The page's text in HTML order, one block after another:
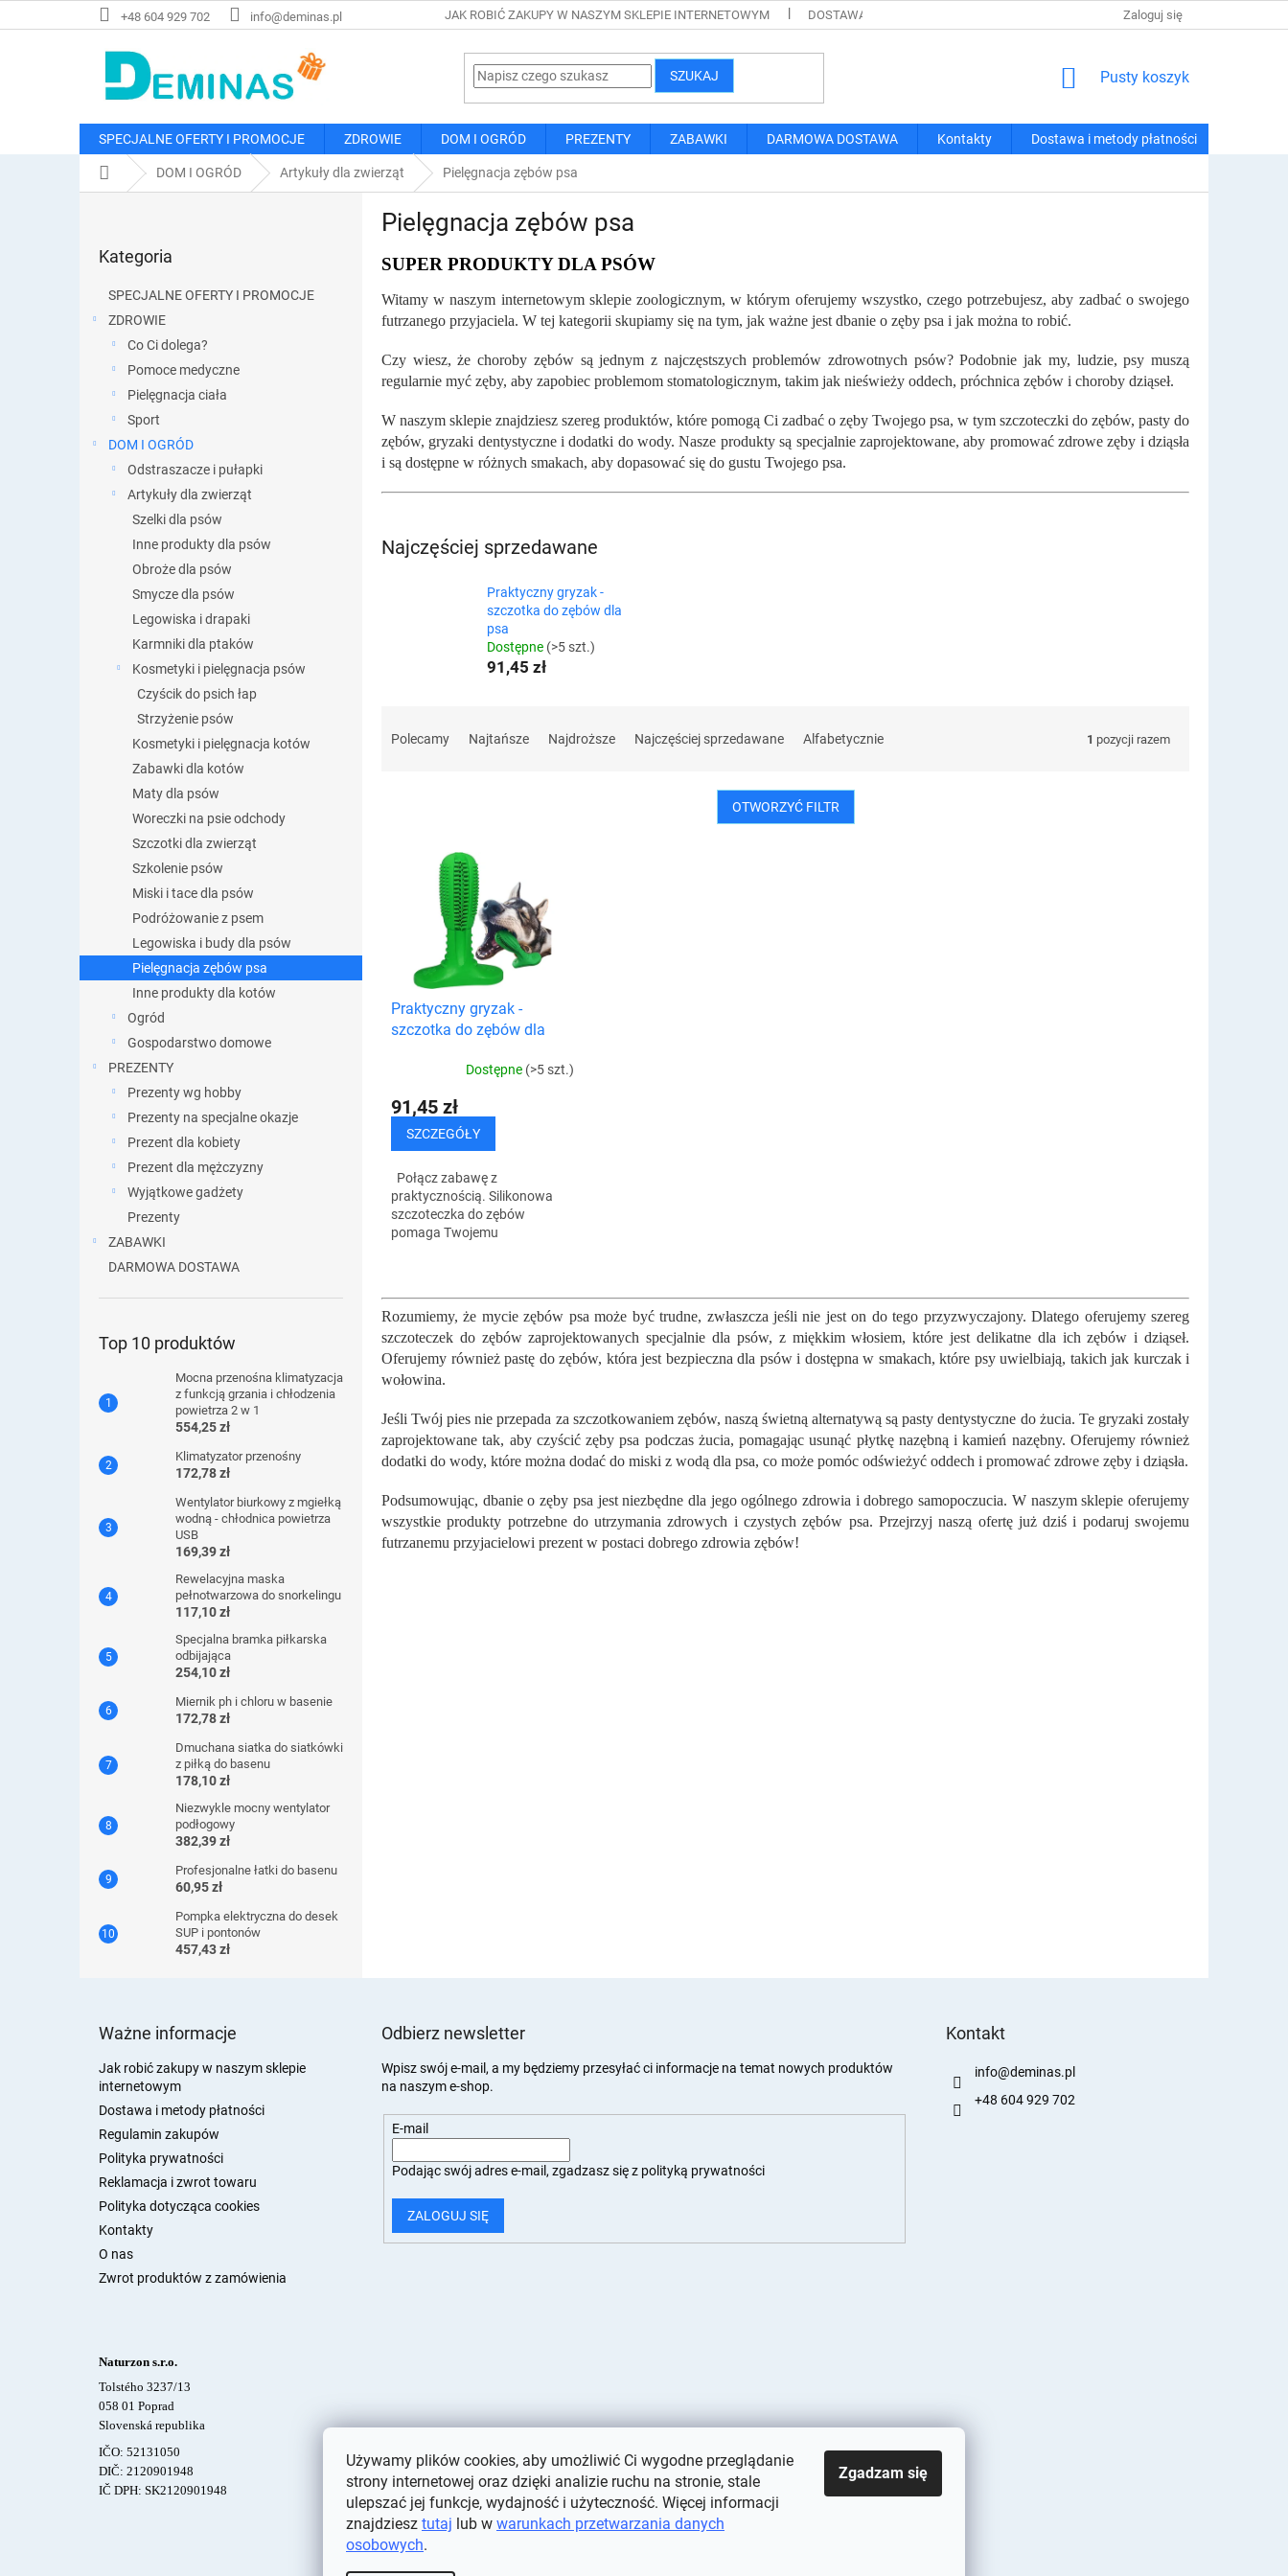
Używamy plików cookies, aby umożliwić Ci wygodne przeglądanie
strony internetowej oraz dzięki analizie ruchu na stronie, stale
ulepszać jej funkcje, wydajność i użyteczność. Więcej informacji
znajdziesz tutaj lub w warunkach przetwarzania danych
osobowych.
Zgadzam się
do
+48 604 929 702 info@deminas.pl JAK ROBIĆ ZAKUPY W NASZYM SKLEPIE INTERNETOWYM DOSTAWA I METODY PŁATNOŚCI REGULAMIN ZAKUPÓW
Zaloguj się
SZUKAJ KOSZYK
Pusty koszyk
SPECJALNE OFERTY I PROMOCJE ZDROWIE DOM I OGRÓD PREZENTY ZABAWKI DARMOWA DOSTAWA Kontakty Dostawa i metody płatności
Home DOM I OGRÓD Artykuły dla zwierząt Pielęgnacja zębów psa
kategorie
Kategoria
SPECJALNE OFERTY I PROMOCJE
ZDROWIE
Co Ci dolega?
Pomoce medyczne
Pielęgnacja ciała
Sport
DOM I OGRÓD
Odstraszacze i pułapki
Artykuły dla zwierząt
Szelki dla psów
Inne produkty dla psów
Obroże dla psów
Smycze dla psów
Legowiska i drapaki
Karmniki dla ptaków
Kosmetyki i pielęgnacja psów
Czyścik do psich łap
Strzyżenie psów
Kosmetyki i pielęgnacja kotów
Zabawki dla kotów
Maty dla psów
Woreczki na psie odchody
Szczotki dla zwierząt
Szkolenie psów
Miski i tace dla psów
Podróżowanie z psem
Legowiska i budy dla psów
Pielęgnacja zębów psa
Inne produkty dla kotów
Ogród
Gospodarstwo domowe
PREZENTY
Prezenty wg hobby
Prezenty na specjalne okazje
Prezent dla kobiety
Prezent dla mężczyzny
Wyjątkowe gadżety
Prezenty
ZABAWKI
DARMOWA DOSTAWA
Top 10 produktów
Mocna przenośna klimatyzacja
z funkcją grzania i chłodzenia
powietrza 2 w 1
554,25 zł
Klimatyzator przenośny
172,78 zł
Wentylator biurkowy z mgiełką
wodną - chłodnica powietrza
USB
169,39 zł
Rewelacyjna maska ​​
pełnotwarzowa do snorkelingu
117,10 zł
Specjalna bramka piłkarska
odbijająca
254,10 zł
Miernik ph i chloru w basenie
172,78 zł
Dmuchana siatka do siatkówki
z piłką do basenu
178,10 zł
Niezwykle mocny wentylator
podłogowy
382,39 zł
Profesjonalne łatki do basenu
60,95 zł
Pompka elektryczna do desek
SUP i pontonów
457,43 zł
Pielęgnacja zębów psa
SUPER PRODUKTY DLA PSÓW
Witamy w naszym internetowym sklepie zoologicznym, w którym oferujemy wszystko, czego potrzebujesz, aby zadbać o swojego
futrzanego przyjaciela. W tej kategorii skupiamy się na tym, jak ważne jest dbanie o zęby psa i jak można to robić.
Czy wiesz, że choroby zębów są jednym z najczęstszych problemów zdrowotnych psów? Podobnie jak my, ludzie, psy muszą
regularnie myć zęby, aby zapobiec problemom stomatologicznym, takim jak nieświeży oddech, próchnica zębów i choroby dziąseł.
W naszym sklepie znajdziesz szereg produktów, które pomogą Ci zadbać o zęby Twojego psa, w tym szczoteczki do zębów, pasty do
zębów, gryzaki dentystyczne i dodatki do wody. Nasze produkty są specjalnie zaprojektowane, aby promować zdrowe zęby i dziąsła
i są dostępne w różnych smakach, aby dopasować się do gustu Twojego psa.
Najczęściej sprzedawane
Praktyczny gryzak -
szczotka do zębów dla
psa
Dostępne (>5 szt.)
91,45 zł
w
Polecamy Najtańsze Najdroższe Najczęściej sprzedawane Alfabetycznie 1 pozycji razem
OTWORZYĆ FILTR
Praktyczny gryzak -
szczotka do zębów dla
Dostępne (>5 szt.)
91,45 zł
SZCZEGÓŁY
Połącz zabawę z
praktycznością. Silikonowa
szczoteczka do zębów
pomaga Twojemu
o
n
t
o
i
l
i
t
y
Rozumiemy, że mycie zębów psa może być trudne, zwłaszcza jeśli nie jest on do tego przyzwyczajony. Dlatego oferujemy szereg
szczoteczek do zębów zaprojektowanych specjalnie dla psów, z miękkim włosiem, które jest delikatne dla ich zębów i dziąseł.
Oferujemy również pastę do zębów, która jest bezpieczna dla psów i dostępna w smakach, które psy uwielbiają, takich jak kurczak i
wołowina.
Jeśli Twój pies nie przepada za szczotkowaniem zębów, naszą świetną alternatywą są pasty dentystyczne do żucia. Te gryzaki zostały
zaprojektowane tak, aby czyścić zęby psa podczas żucia, pomagając usunąć płytkę nazębną i kamień nazębny. Oferujemy również
dodatki do wody, które można dodać do miski z wodą dla psa, co może pomóc odświeżyć oddech i promować zdrowe zęby i dziąsła.
Podsumowując, dbanie o zęby psa jest niezbędne dla jego ogólnego zdrowia i dobrego samopoczucia. W naszym sklepie oferujemy
wszystkie produkty potrzebne do utrzymania zdrowych i czystych zębów psa. Przejrzyj naszą ofertę już dziś i podaruj swojemu
futrzanemu przyjacielowi prezent w postaci dobrego zdrowia zębów!
Ważne informacje
Jak robić zakupy w naszym sklepie
internetowym
Dostawa i metody płatności
Regulamin zakupów
Polityka prywatności
Reklamacja i zwrot towaru
Polityka dotycząca cookies
Kontakty
O nas
Zwrot produktów z zamówienia
Odbierz newsletter
Wpisz swój e-mail, a my będziemy przesyłać ci informacje na temat nowych produktów
na naszym e-shop.
E-mail
Podając swój adres e-mail, zgadzasz się z polityką prywatności
ZALOGUJ SIĘ
Kontakt
info@deminas.pl
+48 604 929 702
Naturzon s.r.o.
Tolstého 3237/13
058 01 Poprad
Slovenská republika
IČO: 52131050
DIČ: 2120901948
IČ DPH: SK2120901948